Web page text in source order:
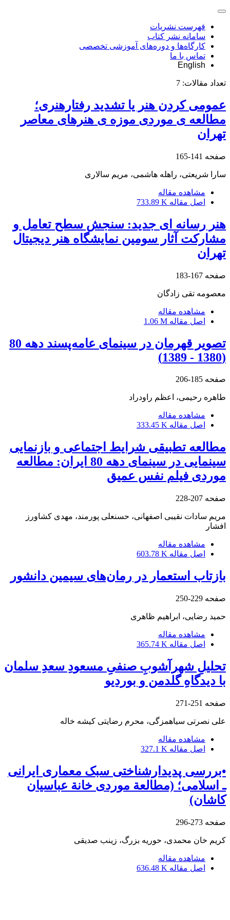
فهرست نشریات
سامانه نشر کتاب
کارگاه‌ها و دوره‌های آموزشی تخصصی
تماس با ما
English
تعداد مقالات: 7
عمومی کردن هنر یا تشدید رفتارهنری؛
مطالعه ی موردی موزه ی هنرهای معاصر
تهران
صفحه 141-165
سارا شریعتی، راهله هاشمی، مریم سالاری
مشاهده مقاله
اصل مقاله 733.89 K
هنر رسانه ای جدید: سنجش سطح تعامل و
مشارکت آثار سومین نمایشگاه هنر دیجیتال
تهران
صفحه 167-183
معصومه تقی زادگان
مشاهده مقاله
اصل مقاله 1.06 M
تصویر قهرمان در سینمای عامه‌پسند دهه 80
(1380 - 1389)
صفحه 185-206
طاهره رحیمی، اعظم راودراد
مشاهده مقاله
اصل مقاله 333.45 K
مطالعه تطبیقی شرایط اجتماعی و بازنمایی
سینمایی در سینمای دهه 80 ایران: مطالعه
موردی فیلم نفس عمیق
صفحه 207-228
مریم سادات نقیبی اصفهانی، حسنعلی پورمند، مهدی کشاورز
افشار
مشاهده مقاله
اصل مقاله 603.78 K
بازتاب استعمار در رمان‌های سیمین دانشور
صفحه 229-250
حمید رضایی، ابراهیم ظاهری
مشاهده مقاله
اصل مقاله 365.74 K
تحلیلِ شهرآشوبِ صنفیِ مسعودِ سعدِ سلمان
با دیدگاهِ گلدمن و بوردیو
صفحه 251-271
علی نصرتی سیاهمزگی، محرم رضایتی کیشه خاله
مشاهده مقاله
اصل مقاله 327.1 K
•بررسی پدیدارشناختی سبک معماری ایرانی
ـ اسلامی؛ (مطالعة موردی خانة عباسیان
کاشان)
صفحه 273-296
کریم خان محمدی، حوریه بزرگ، زینب صدیقی
مشاهده مقاله
اصل مقاله 636.48 K